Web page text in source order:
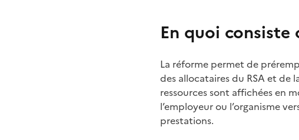
En quoi
La réforme permet de
des allocataires du RSA et de
ressources sont affichées en
l’employeur ou l’organisme
prestations.